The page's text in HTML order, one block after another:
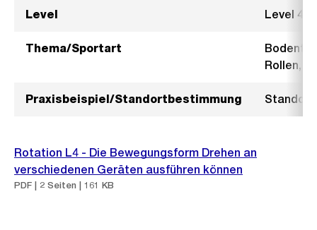
Level Level 4
Thema/Sportart
Rollen,
Praxisbeispiel/Standortbestimmung
Rotation L4 - Die Bewegungsform Drehen an
verschiedenen Geräten ausführen können
PDF | 2 Seiten | 161 KB